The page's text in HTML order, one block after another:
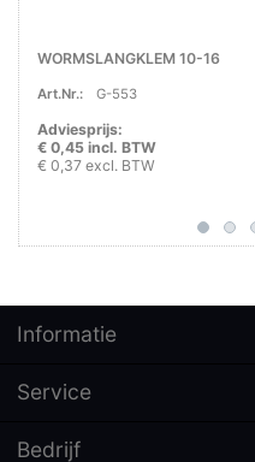
WORMSLANGKLEM 10-16
Art.Nr.: G-553
Adviesprijs:
€ 0,45 incl. BTW
€ 0,37 excl. BTW
Informatie
Service
Bedrijf